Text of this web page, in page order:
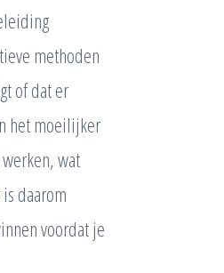
methoden
of dat er
het moeilijker
wat
daarom
voordat je